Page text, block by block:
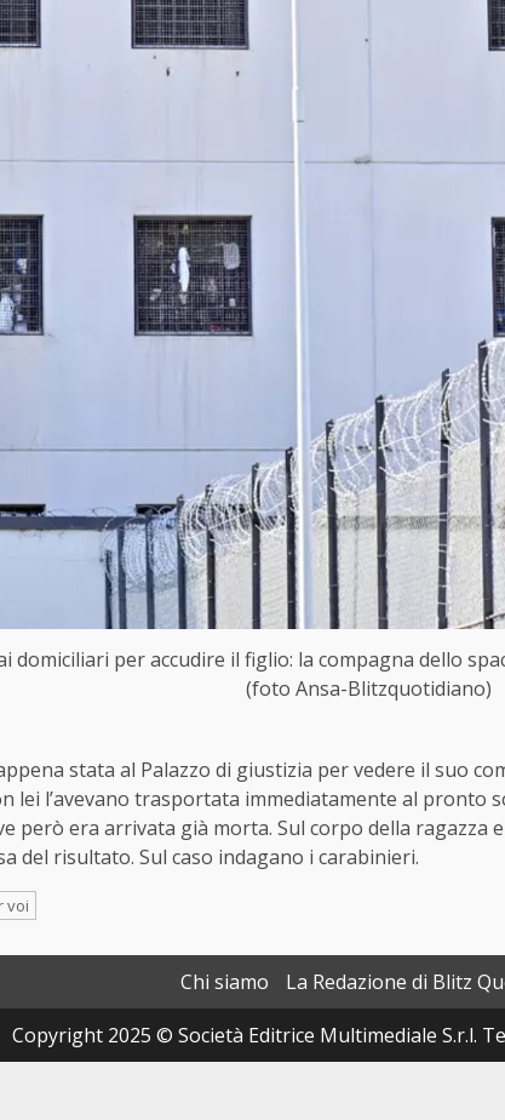
domiciliari per accudire il figlio: la compagna dello
(foto Ansa-Blitzquotidiano)
stata al Palazzo di giustizia per vedere il suo
lei l’avevano trasportata immediatamente al pronto
però era arrivata già morta. Sul corpo della ragazza
del risultato. Sul caso indagano i carabinieri.
voi
Chi siamo La Redazione di Blitz
Copyright 2025 © Società Editrice Multimediale S.r.l.